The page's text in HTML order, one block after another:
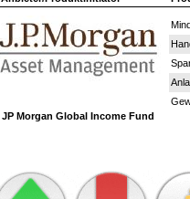
JP Morgan Global Income Fund